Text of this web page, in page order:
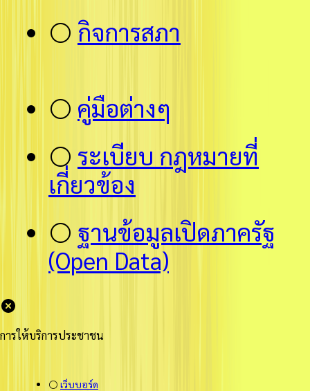
⚪ กิจการสภา
⚪ คู่มือต่างๆ
⚪ ระเบียบ กฎหมายที่
เกี่ยวข้อง
⚪ ฐานข้อมูลเปิดภาครัฐ
(Open Data)
การให้บริการประชาชน
⚪ เว็บบอร์ด